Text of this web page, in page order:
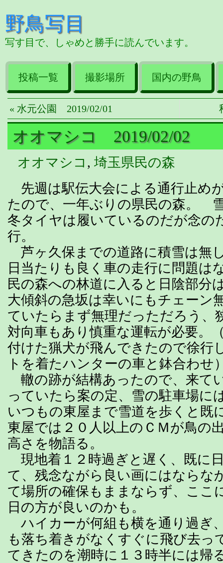
野鳥写目
写す目で、しゃめと勝手に読んでいます。
投稿一覧 撮影場所 国内の野鳥
« 水元公園 2019/02/01
オオマシコ 2019/02/02
オオマシコ , 埼玉県民の森
先週は駅伝大会による通行止め
たので、一年ぶりの県民の森。
冬タイヤは履いているのだが念の
行。
芦ヶ久保までの道路に積雪は無
日当たりも良く車の走行に問題
民の森への林道に入ると日陰部分
大傾斜の急坂は幸いにもチェーン
ていたらまず無理だっただろう、
対向車もあり慎重な運転が必要。
付けた猟犬が飛んできたので徐行
トを着たハンターの車と鉢合わせ
轍の跡が結構あったので、来て
っていたら案の定、雪の駐車場
いつもの東屋まで雪道を歩くと既
東屋では２０人以上のＣＭが鳥の
高さを物語る。
現地着１２時過ぎと遅く、既に
て、残念ながら良い画にはなら
て場所の確保もままならず、ここ
日の方が良いのかも。
ハイカーが何組も横を通り過ぎ
も落ち着きがなくすぐに飛び去っ
てきたのを潮時に１３時半には帰